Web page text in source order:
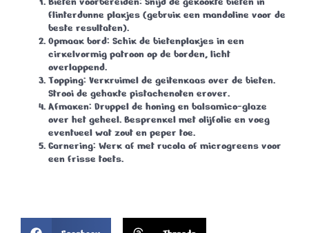
flinterdunne plakjes (gebruik een mandoline voor de
beste resultaten).
Opmaak bord: Schik de bietenplakjes in een
cirkelvormig patroon op de borden, licht
overlappend.
Topping: Verkruimel de geitenkaas over de bieten.
Strooi de gehakte pistachenoten erover.
Afmaken: Druppel de honing en balsamico-glaze
over het geheel. Besprenkel met olijfolie en voeg
eventueel wat zout en peper toe.
Garnering: Werk af met rucola of microgreens voor
een frisse toets.